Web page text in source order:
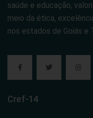
saúde e educação,
meio da ética,
nos estados de Goiás e
Cref-14